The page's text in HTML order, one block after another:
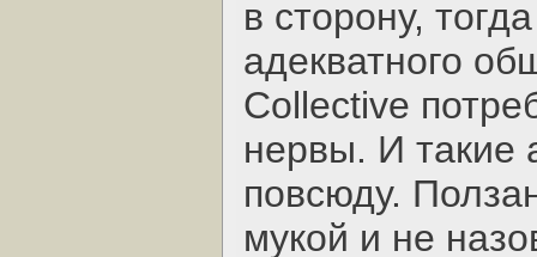
в сторону,
адекватного
Collective
нервы. И такие
повсюду.
мукой и не